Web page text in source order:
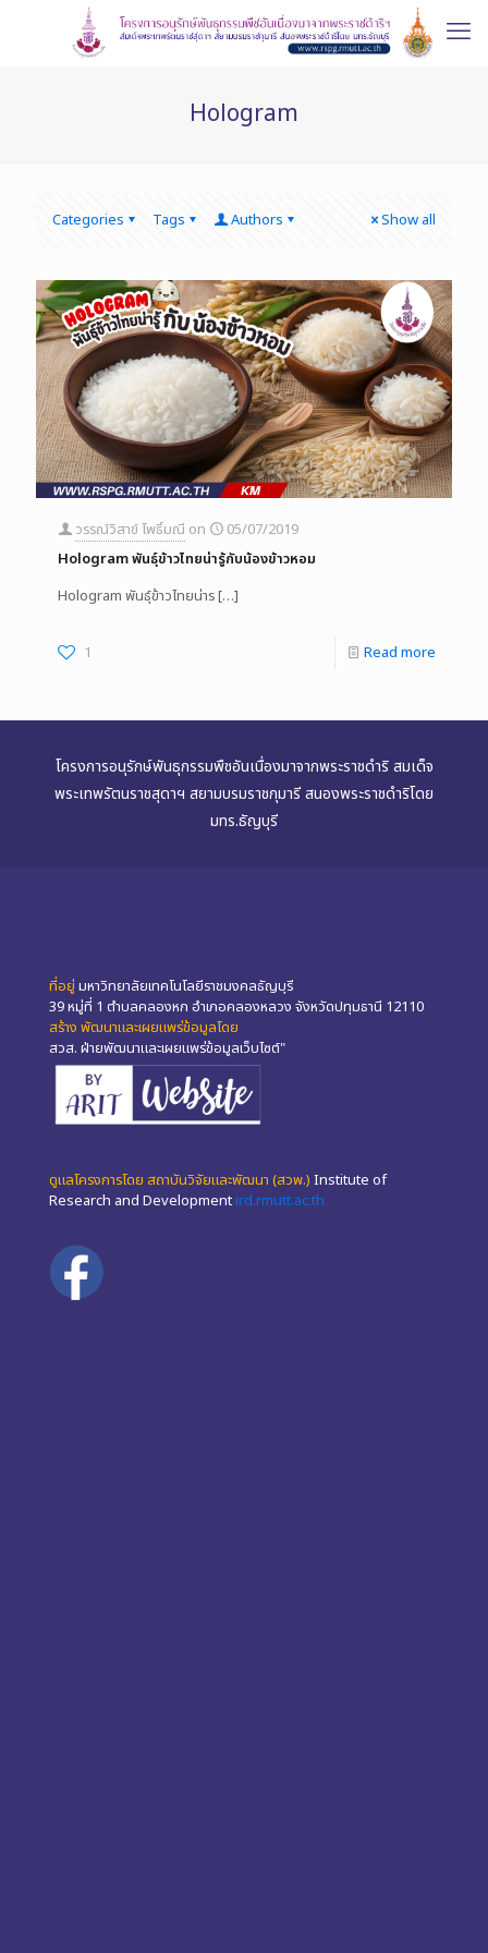
Hologram
Categories Tags Authors Show all
วรรณ์วิสาข์ โพธิ์มณี on
05/07/2019
Hologram พันธุ์ข้าวไทยน่ารู้กับน้องข้าวหอม
Hologram พันธุ์ข้าวไทยน่าร[…]
1 Read more
โครงการอนุรักษ์พันธุกรรมพืชอันเนื่องมาจากพระราชดำริ สมเด็จ
พระเทพรัตนราชสุดาฯ สยามบรมราชกุมารี สนองพระราชดำริโดย
มทร.ธัญบุรี
ที่อยู่ มหาวิทยาลัยเทคโนโลยีราชมงคลธัญบุรี
39 หมู่ที่ 1 ตำบลคลองหก อำเภอคลองหลวง จังหวัดปทุมธานี 12110
สร้าง พัฒนาและเผยแพร่ข้อมูลโดย
สวส. ฝ่ายพัฒนาและเผยแพร่ข้อมูลเว็บไซต์"
ดูแลโครงการโดย สถาบันวิจัยและพัฒนา (สวพ.) Institute of
Research and Development ird.rmutt.ac.th